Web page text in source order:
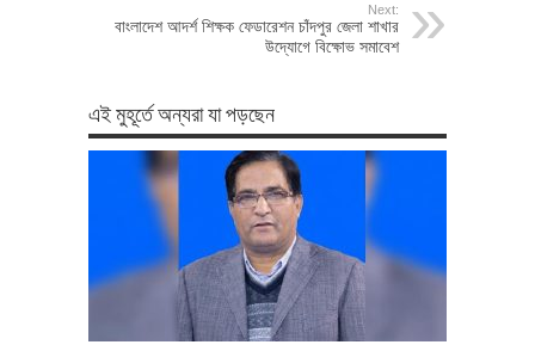
Next:
বাংলাদেশ আদর্শ শিক্ষক ফেডারেশন চাঁদপুর জেলা শাখার
উদ্যোগে বিক্ষোভ সমাবেশ
এই মুহূর্তে অন্যরা যা পড়ছেন